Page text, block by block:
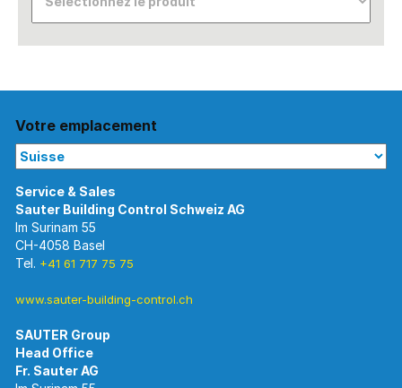
Votre emplacement
Im Surinam 55
CH-4058 Basel
Tel. +41 61 717 75 75
www.sauter-building-control.ch
SAUTER Group
Head Office